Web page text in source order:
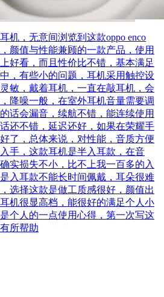
机，无意间浏览到这款oppo enco
颜值与性能兼顾的一款产品，使用
好看，而且性价比不错，基本满足
，有些小的问题，耳机采用触控设
敏，戴着耳机，一直在敲耳机，会
降噪一般，在室外耳机音量需要调
话会漏音，续航不错，能连续使用
还不错，延迟还好，如果在荣耀手
了，总体来说，对性能，音质方便
手，这款耳机是半入耳款，在音
实损失不小，比不上我一百多的入
入耳款不能长时间佩戴，耳朵很难
选择这款是做工质感很好，颜值出
机很显高档，能很好的满足个人小
个人的一点使用心得，第一次写这
所帮助